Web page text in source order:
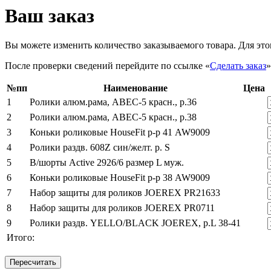
Ваш заказ
Вы можете изменить количество заказываемого товара. Для
После проверки сведений перейдите по ссылке «Сделать заказ»
№пп Наименование
Цена
1
Ролики алюм.рама, АВЕC-5 красн., р.36
2
Ролики алюм.рама, АВЕC-5 красн., р.38
3
Коньки роликовые HouseFit р-р 41 AW9009
4
Ролики раздв. 608Z син/желт. р. S
5
В/шорты Active 2926/6 размер L муж.
6
Коньки роликовые HouseFit р-р 38 AW9009
7
Набор защиты для роликов JOEREX PR21633
8
Набор защиты для роликов JOEREX PR0711
9
Ролики раздв. YELLO/BLACK JOEREX, р.L 38-41
Итого: